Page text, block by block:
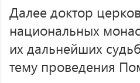
Далее доктор
национальных
их дальнейших
тему проведения